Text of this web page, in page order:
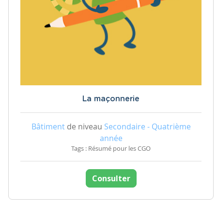
La maçonnerie
Bâtimentde niveau Secondaire - Quatrième
année
Tags : Résumé pour les CGO
Consulter